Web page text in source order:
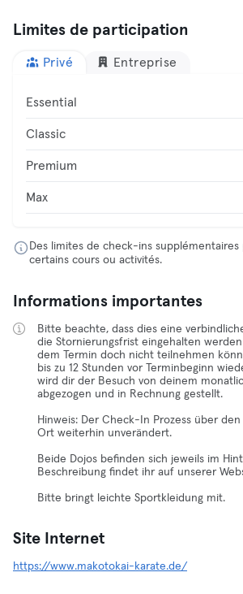
Limites de participation
Privé Entreprise
Essential
Classic
Premium
Max
Des limites de check-ins
certains cours ou activités.
Informations importantes
Bitte beachte, dass dies eine
die Stornierungsfrist eingehalten
dem Termin doch nicht teilnehmen
bis zu 12 Stunden vor Terminbeginn
wird dir der Besuch von deinem
abgezogen und in Rechnung gestellt.
Hinweis: Der Check-In Prozess über
Ort weiterhin unverändert.
Beide Dojos befinden sich jeweils im
Beschreibung findet ihr auf unserer
Bitte bringt leichte Sportkleidung mit.
Site Internet
https://www.makotokai-karate.de/